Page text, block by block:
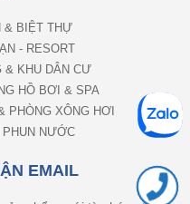
& BIỆT THỰ
- RESORT
& KHU DÂN CƯ
HỒ BƠI & SPA
PHÒNG XÔNG HƠI
NƯỚC
EMAIL